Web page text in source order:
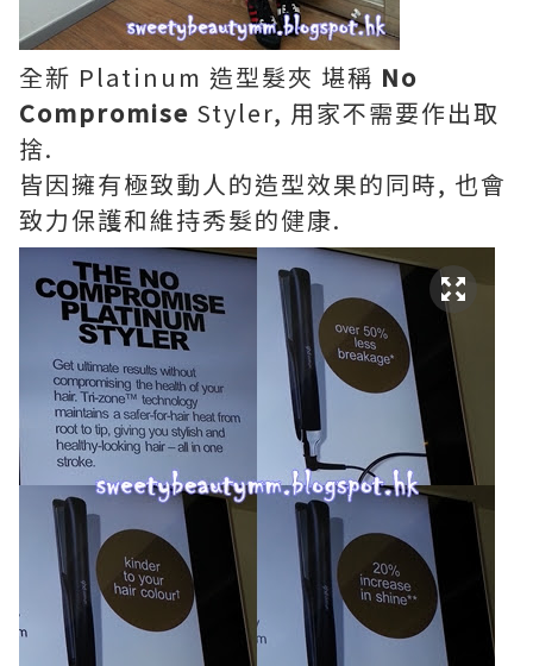
全新 Platinum 造型髮夾 堪稱 No
Compromise Styler, 用家不需要作出取
捨.
皆因擁有極致動人的造型效果的同時, 也會
致力保護和維持秀髮的健康.